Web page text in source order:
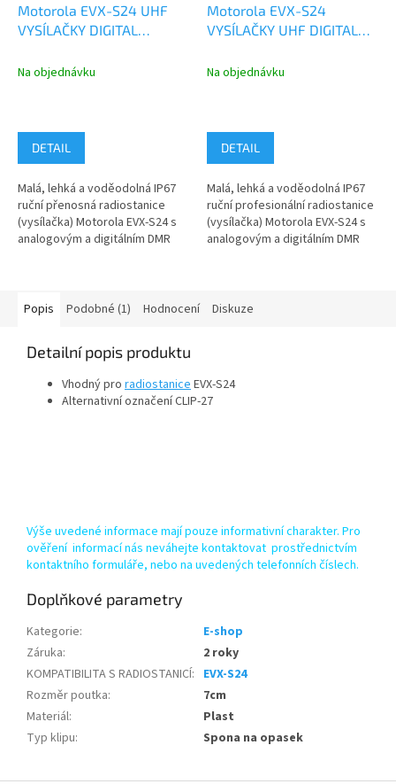
Motorola EVX-S24 UHF
VYSÍLAČKY DIGITAL
Na objednávku
DETAIL
Malá, lehká a voděodolná IP67
ruční přenosná radiostanice
(vysílačka) Motorola EVX-S24 s
analogovým a digitálním DMR
Motorola EVX-S24
VYSÍLAČKY UHF DIGITAL
Na objednávku
DETAIL
Malá, lehká a voděodolná IP67
ruční profesionální radiostanice
(vysílačka) Motorola EVX-S24 s
analogovým a digitálním DMR
Popis Podobné (1) Hodnocení Diskuze
Detailní popis produktu
Vhodný pro radiostanice EVX-S24
Alternativní označení CLIP-27
Výše uvedené informace mají pouze informativní charakter. Pro
ověření informací nás neváhejte kontaktovat prostřednictvím
kontaktního formuláře, nebo na uvedených telefonních číslech.
Doplňkové parametry
Kategorie:
E-shop
Záruka:
2 roky
KOMPATIBILITA S RADIOSTANICÍ: EVX-S24
Rozměr poutka:
7cm
Materiál:
Plast
Typ klipu: Spona na opasek